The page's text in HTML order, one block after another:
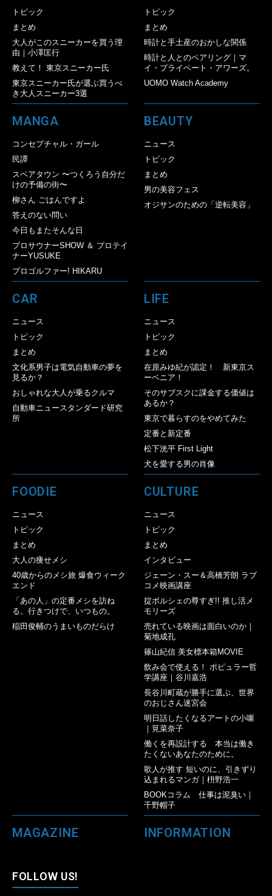
トピック
まとめ
大人がこのスニーカーを買う理
由｜小澤匡行
教えて！ 東京スニーカー氏
東京スニーカー氏が選ぶ買うべ
き大人スニーカー3選
トピック
まとめ
時計と手土産のおかしな関係
時計と人とのペアリング｜マ
イ・プライベート・アワーズ。
UOMO Watch Academy
MANGA
コンセプチャル・ガール
民譚
スペアタウン 〜つくろう自分だ
けの予備の街〜
柳さん ごはんですよ
答えのない問い
今日もまたそんな日
プロサウナーSHOW ＆ プロテイ
ナーYUSUKE
プロゴルファー! HIKARU
BEAUTY
ニュース
トピック
まとめ
男の美容フェス
オジサンのための「逆転美容」
CAR
ニュース
トピック
まとめ
文化系男子は電気自動車の夢を
見るか？
おしゃれな大人が乗るクルマ
自動車ニュースタンダード研究
所
LIFE
ニュース
トピック
まとめ
在原みゆ紀が認定！ 新東京ス
ーベニア！
そのサブスクに課金する価値は
あるか？
東京で暮らすのをやめてみた
定番と新定番
松下洸平 First Light
犬を愛する男の肖像
FOODIE
ニュース
トピック
まとめ
大人の痩せメシ
40歳からのメシ旅 爆食ウィーク
エンド
「あの人」の定番メシを訪ね
る。行きつけで、いつもの。
稲田俊輔のうまいものだらけ
CULTURE
ニュース
トピック
まとめ
インタビュー
ジェーン・スー＆高橋芳朗 ラブ
コメ映画講座
掟ポルシェの尊すぎ!! 推し活メ
モリーズ
売れている映画は面白いのか｜
菊地成孔
篠山紀信 美女標本箱MOVIE
飲み会で使える！ ポピュラー哲
学講座｜谷川嘉浩
長谷川町蔵が勝手に選ぶ、世界
のおじさん迷宮会
明日話したくなるアートの小噺
｜筧菜奈子
働くを再設計する 本当は働き
たくないあなたのために。
歌人が推す 短いのに、引きずり
込まれるマンガ｜枡野浩一
BOOKコラム 仕事は泥臭い｜
千野帽子
MAGAZINE INFORMATION
FOLLOW US!